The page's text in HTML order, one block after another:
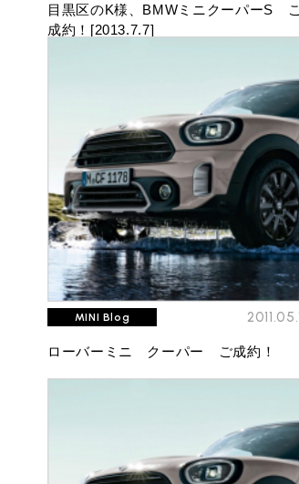
BMW
iR
目黒区のK様、BMWミニクーパーS
成約！[2013.7.7]
MINI Blog
ローバーミニ クーパー ご成約！